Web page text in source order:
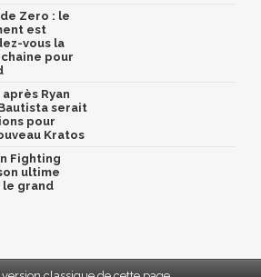
Zero : le
est
vous la
pour
Ryan
serait
pour
Kratos
Fighting
ultime
grand